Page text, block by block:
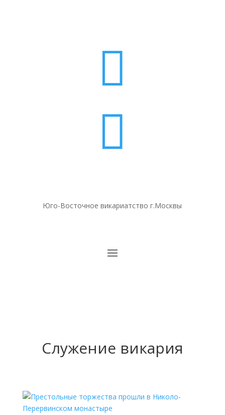


Юго-Восточное викариатство г.Москвы
Cлужение викария